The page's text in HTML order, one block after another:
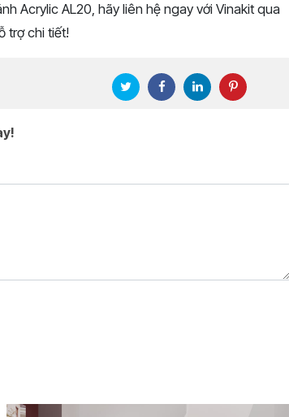
Acrylic AL20, hãy liên hệ ngay với Vinakit qua
trợ chi tiết!